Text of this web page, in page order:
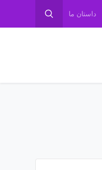
داستان ما